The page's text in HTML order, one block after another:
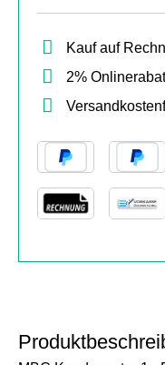
Kauf auf
2%